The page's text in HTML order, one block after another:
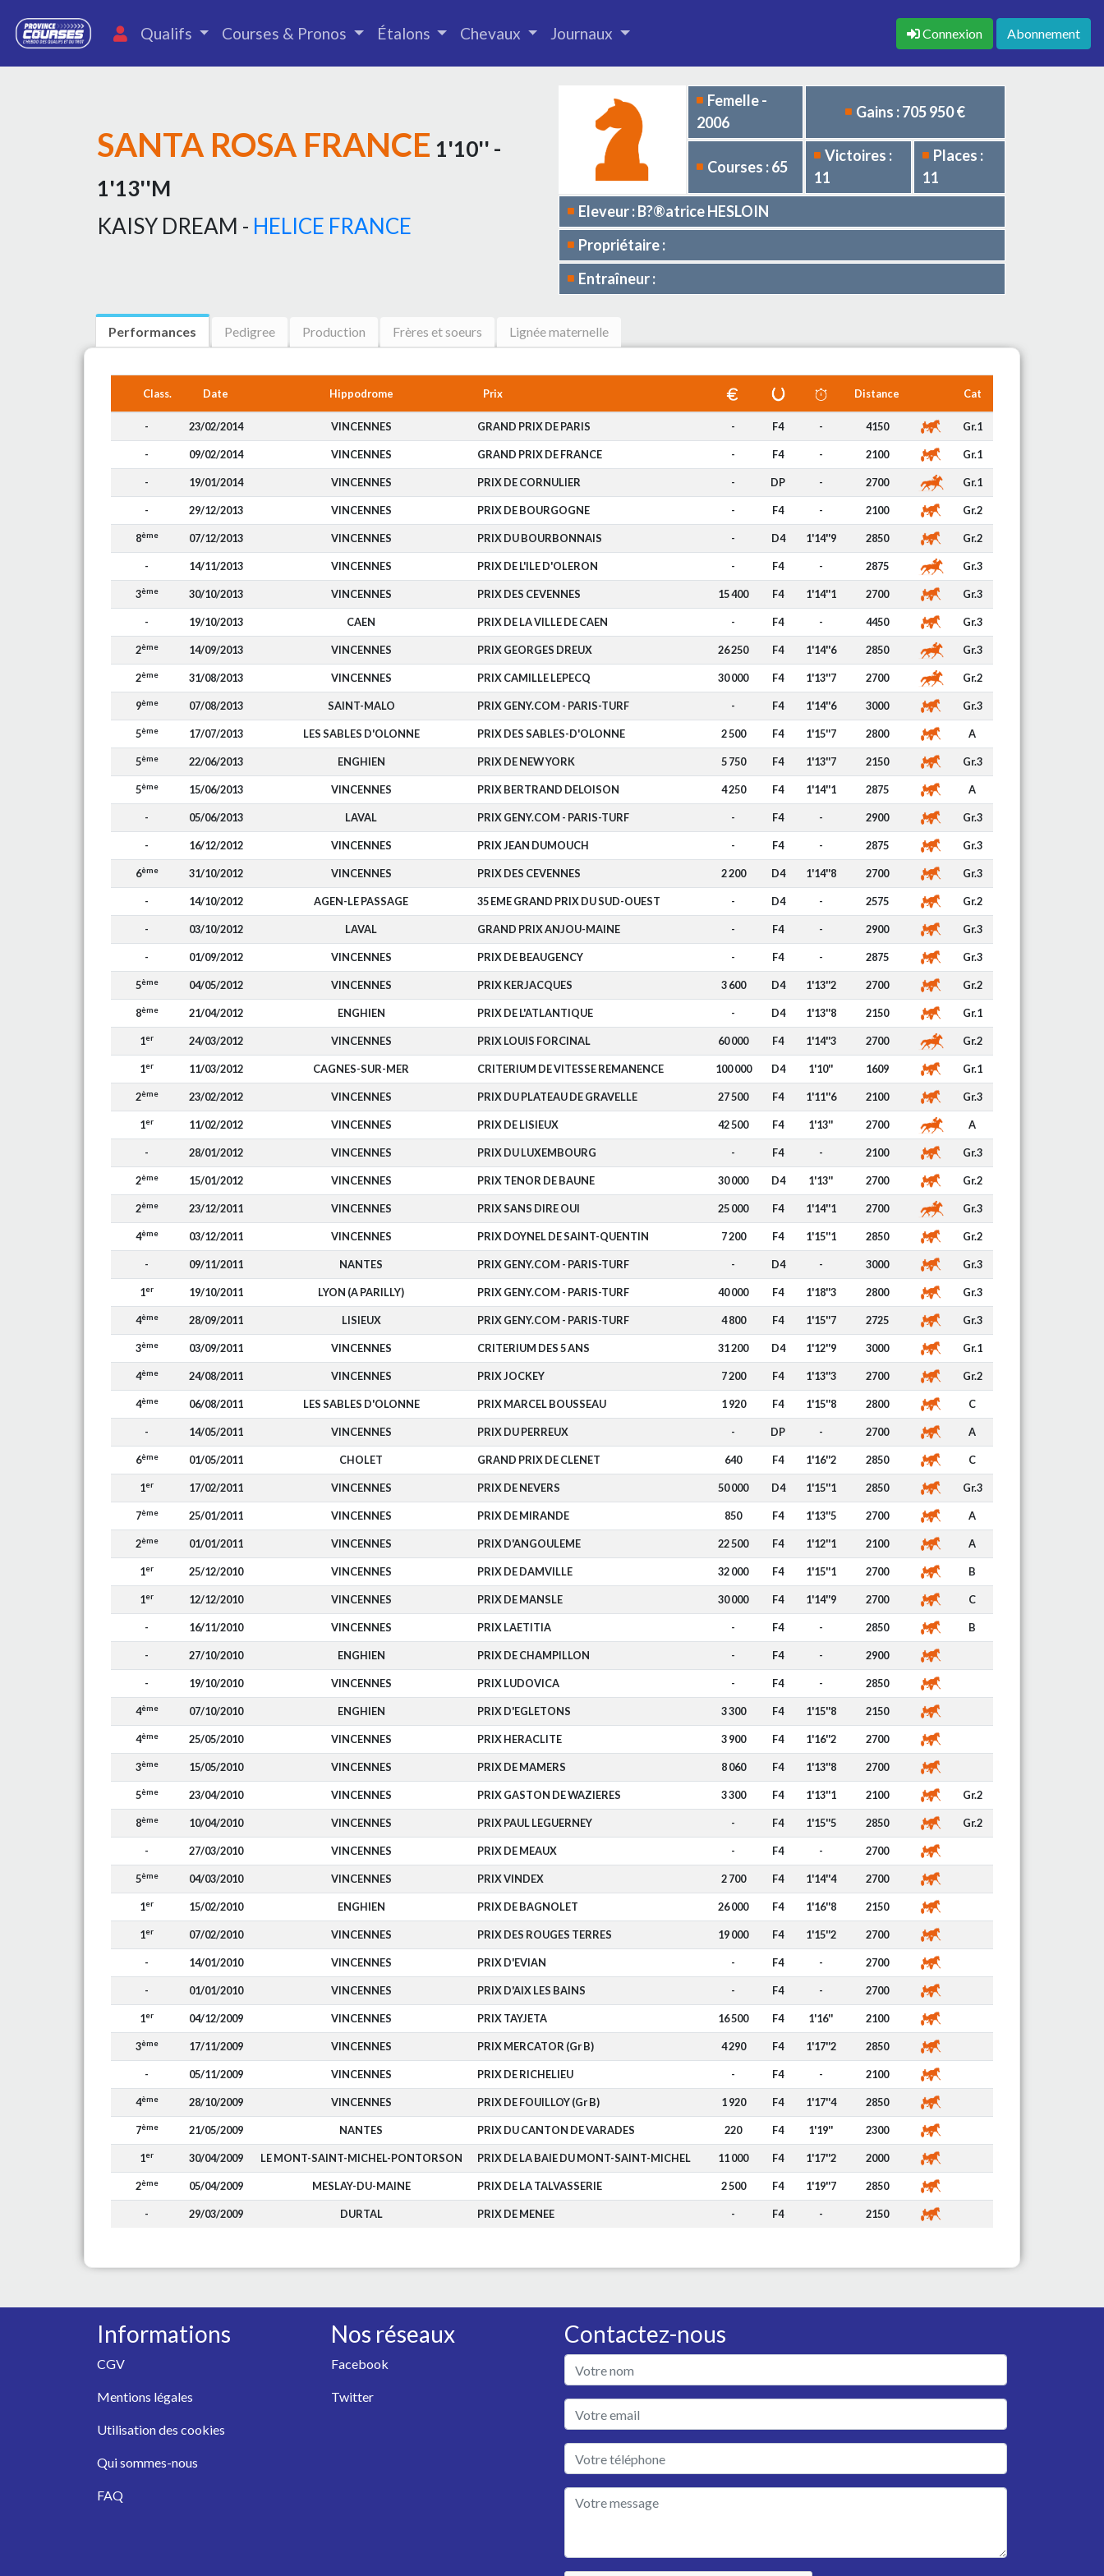
Qualifs Courses & Pronos Étalons Chevaux Journaux Connexion Abonnement
SANTA ROSA FRANCE 1'10'' -
1'13''M
KAISY DREAM - HELICE FRANCE
Femelle -
2006
Gains : 705 950 €
Courses : 65
Victoires :
11
Places :
11
Eleveur : B?®atrice HESLOIN
Propriétaire :
Entraîneur :
Performances Pedigree Production Frères et soeurs Lignée maternelle
Class. Date Hippodrome Prix Distance Cat
- 23/02/2014 VINCENNES GRAND PRIX DE PARIS - F4 - 4150 Gr.1
- 09/02/2014 VINCENNES GRAND PRIX DE FRANCE - F4 - 2100 Gr.1
- 19/01/2014 VINCENNES PRIX DE CORNULIER - DP - 2700 Gr.1
- 29/12/2013 VINCENNES PRIX DE BOURGOGNE - F4 - 2100 Gr.2
8ème 07/12/2013 VINCENNES PRIX DU BOURBONNAIS - D4 1'14''9 2850 Gr.2
- 14/11/2013 VINCENNES PRIX DE L'ILE D'OLERON - F4 - 2875 Gr.3
3ème 30/10/2013 VINCENNES PRIX DES CEVENNES 15 400 F4 1'14''1 2700 Gr.3
- 19/10/2013 CAEN PRIX DE LA VILLE DE CAEN - F4 - 4450 Gr.3
2ème 14/09/2013 VINCENNES PRIX GEORGES DREUX 26 250 F4 1'14''6 2850 Gr.3
2ème 31/08/2013 VINCENNES PRIX CAMILLE LEPECQ 30 000 F4 1'13''7 2700 Gr.2
9ème 07/08/2013 SAINT-MALO PRIX GENY.COM - PARIS-TURF - F4 1'14''6 3000 Gr.3
5ème 17/07/2013 LES SABLES D'OLONNE PRIX DES SABLES-D'OLONNE 2 500 F4 1'15''7 2800 A
5ème 22/06/2013 ENGHIEN PRIX DE NEW YORK 5 750 F4 1'13''7 2150 Gr.3
5ème 15/06/2013 VINCENNES PRIX BERTRAND DELOISON 4 250 F4 1'14''1 2875 A
- 05/06/2013 LAVAL PRIX GENY.COM - PARIS-TURF - F4 - 2900 Gr.3
- 16/12/2012 VINCENNES PRIX JEAN DUMOUCH - F4 - 2875 Gr.3
6ème 31/10/2012 VINCENNES PRIX DES CEVENNES 2 200 D4 1'14''8 2700 Gr.3
- 14/10/2012 AGEN-LE PASSAGE 35 EME GRAND PRIX DU SUD-OUEST - D4 - 2575 Gr.2
- 03/10/2012 LAVAL GRAND PRIX ANJOU-MAINE - F4 - 2900 Gr.3
- 01/09/2012 VINCENNES PRIX DE BEAUGENCY - F4 - 2875 Gr.3
5ème 04/05/2012 VINCENNES PRIX KERJACQUES 3 600 D4 1'13''2 2700 Gr.2
8ème 21/04/2012 ENGHIEN PRIX DE L'ATLANTIQUE - D4 1'13''8 2150 Gr.1
1er 24/03/2012 VINCENNES PRIX LOUIS FORCINAL 60 000 F4 1'14''3 2700 Gr.2
1er 11/03/2012 CAGNES-SUR-MER CRITERIUM DE VITESSE REMANENCE 100 000 D4 1'10'' 1609 Gr.1
2ème 23/02/2012 VINCENNES PRIX DU PLATEAU DE GRAVELLE 27 500 F4 1'11''6 2100 Gr.3
1er 11/02/2012 VINCENNES PRIX DE LISIEUX 42 500 F4 1'13'' 2700 A
- 28/01/2012 VINCENNES PRIX DU LUXEMBOURG - F4 - 2100 Gr.3
2ème 15/01/2012 VINCENNES PRIX TENOR DE BAUNE 30 000 D4 1'13'' 2700 Gr.2
2ème 23/12/2011 VINCENNES PRIX SANS DIRE OUI 25 000 F4 1'14''1 2700 Gr.3
4ème 03/12/2011 VINCENNES PRIX DOYNEL DE SAINT-QUENTIN 7 200 F4 1'15''1 2850 Gr.2
- 09/11/2011 NANTES PRIX GENY.COM - PARIS-TURF - D4 - 3000 Gr.3
1er 19/10/2011 LYON (A PARILLY) PRIX GENY.COM - PARIS-TURF 40 000 F4 1'18''3 2800 Gr.3
4ème 28/09/2011 LISIEUX PRIX GENY.COM - PARIS-TURF 4 800 F4 1'15''7 2725 Gr.3
3ème 03/09/2011 VINCENNES CRITERIUM DES 5 ANS 31 200 D4 1'12''9 3000 Gr.1
4ème 24/08/2011 VINCENNES PRIX JOCKEY 7 200 F4 1'13''3 2700 Gr.2
4ème 06/08/2011 LES SABLES D'OLONNE PRIX MARCEL BOUSSEAU 1 920 F4 1'15''8 2800 C
- 14/05/2011 VINCENNES PRIX DU PERREUX - DP - 2700 A
6ème 01/05/2011 CHOLET GRAND PRIX DE CLENET 640 F4 1'16''2 2850 C
1er 17/02/2011 VINCENNES PRIX DE NEVERS 50 000 D4 1'15''1 2850 Gr.3
7ème 25/01/2011 VINCENNES PRIX DE MIRANDE 850 F4 1'13''5 2700 A
2ème 01/01/2011 VINCENNES PRIX D'ANGOULEME 22 500 F4 1'12''1 2100 A
1er 25/12/2010 VINCENNES PRIX DE DAMVILLE 32 000 F4 1'15''1 2700 B
1er 12/12/2010 VINCENNES PRIX DE MANSLE 30 000 F4 1'14''9 2700 C
- 16/11/2010 VINCENNES PRIX LAETITIA - F4 - 2850 B
- 27/10/2010 ENGHIEN PRIX DE CHAMPILLON - F4 - 2900
- 19/10/2010 VINCENNES PRIX LUDOVICA - F4 - 2850
4ème 07/10/2010 ENGHIEN PRIX D'EGLETONS 3 300 F4 1'15''8 2150
4ème 25/05/2010 VINCENNES PRIX HERACLITE 3 900 F4 1'16''2 2700
3ème 15/05/2010 VINCENNES PRIX DE MAMERS 8 060 F4 1'13''8 2700
5ème 23/04/2010 VINCENNES PRIX GASTON DE WAZIERES 3 300 F4 1'13''1 2100 Gr.2
8ème 10/04/2010 VINCENNES PRIX PAUL LEGUERNEY - F4 1'15''5 2850 Gr.2
- 27/03/2010 VINCENNES PRIX DE MEAUX - F4 - 2700
5ème 04/03/2010 VINCENNES PRIX VINDEX 2 700 F4 1'14''4 2700
1er 15/02/2010 ENGHIEN PRIX DE BAGNOLET 26 000 F4 1'16''8 2150
1er 07/02/2010 VINCENNES PRIX DES ROUGES TERRES 19 000 F4 1'15''2 2700
- 14/01/2010 VINCENNES PRIX D'EVIAN - F4 - 2700
- 01/01/2010 VINCENNES PRIX D'AIX LES BAINS - F4 - 2700
1er 04/12/2009 VINCENNES PRIX TAYJETA 16 500 F4 1'16'' 2100
3ème 17/11/2009 VINCENNES PRIX MERCATOR (Gr B) 4 290 F4 1'17''2 2850
- 05/11/2009 VINCENNES PRIX DE RICHELIEU - F4 - 2100
4ème 28/10/2009 VINCENNES PRIX DE FOUILLOY (Gr B) 1 920 F4 1'17''4 2850
7ème 21/05/2009 NANTES PRIX DU CANTON DE VARADES 220 F4 1'19'' 2300
1er 30/04/2009 LE MONT-SAINT-MICHEL-PONTORSON PRIX DE LA BAIE DU MONT-SAINT-MICHEL 11 000 F4 1'17''2 2000
2ème 05/04/2009 MESLAY-DU-MAINE PRIX DE LA TALVASSERIE 2 500 F4 1'19''7 2850
- 29/03/2009 DURTAL PRIX DE MENEE - F4 - 2150
Informations
CGV
Mentions légales
Utilisation des cookies
Qui sommes-nous
FAQ
Nos réseaux
Facebook
Twitter
Contactez-nous